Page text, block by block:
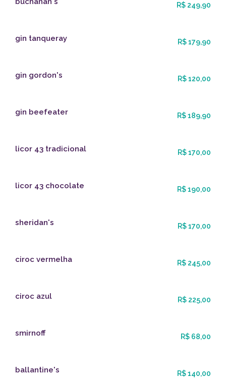
R$ 249,90
gin tanqueray R$ 179,90
gin gordon's R$ 120,00
gin beefeater R$ 189,90
licor 43 tradicional R$ 170,00
licor 43 chocolate R$ 190,00
sheridan's R$ 170,00
ciroc vermelha R$ 245,00
ciroc azul R$ 225,00
smirnoff R$ 68,00
ballantine's R$ 140,00